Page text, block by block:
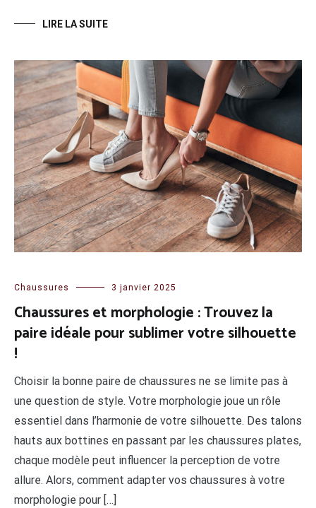
LIRE LA SUITE
Chaussures 3 janvier 2025
Chaussures et morphologie : Trouvez la
paire idéale pour sublimer votre silhouette
!
Choisir la bonne paire de chaussures ne se limite pas à
une question de style. Votre morphologie joue un rôle
essentiel dans l’harmonie de votre silhouette. Des talons
hauts aux bottines en passant par les chaussures plates,
chaque modèle peut influencer la perception de votre
allure. Alors, comment adapter vos chaussures à votre
morphologie pour […]